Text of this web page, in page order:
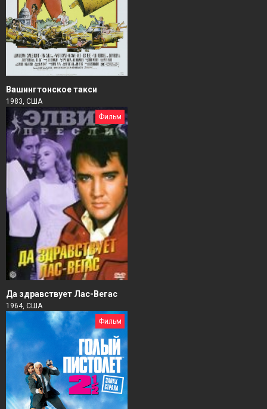
Вашингтонское такси
1983, США
Фильм
Да здравствует Лас-Вегас
1964, США
Фильм